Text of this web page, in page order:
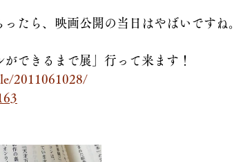
たら、映画公開の当日はやばいですね。
できるまで展」行って来ます！
2011061028/